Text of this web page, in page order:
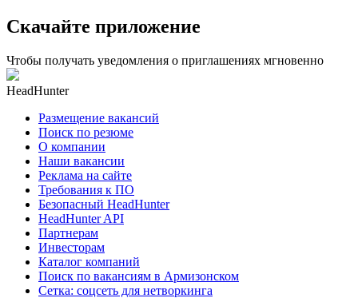
Скачайте приложение
Чтобы получать уведомления о приглашениях мгновенно
HeadHunter
Размещение вакансий
Поиск по резюме
О компании
Наши вакансии
Реклама на сайте
Требования к ПО
Безопасный HeadHunter
HeadHunter API
Партнерам
Инвесторам
Каталог компаний
Поиск по вакансиям в Армизонском
Сетка: соцсеть для нетворкинга